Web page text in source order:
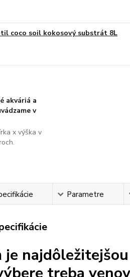
coco soil kokosový substrát 8L
akváriá a
v
x výška v
Parametre
je